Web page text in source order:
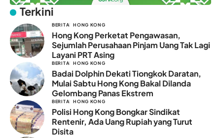
Terkini
BERITA HONG KONG
Hong Kong Perketat Pengawasan,
Sejumlah Perusahaan Pinjam Uang Tak Lagi
Layani PRT Asing
BERITA HONG KONG
Badai Dolphin Dekati Tiongkok Daratan,
Mulai Sabtu Hong Kong Bakal Dilanda
Gelombang Panas Ekstrem
BERITA HONG KONG
Polisi Hong Kong Bongkar Sindikat
Rentenir, Ada Uang Rupiah yang Turut
Disita